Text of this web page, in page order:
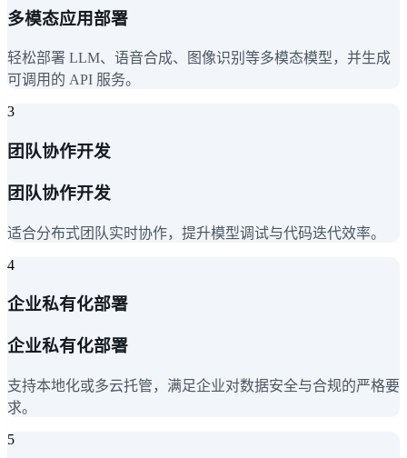
多模态应用部署
轻松部署 LLM、语音合成、图像识别等多模态模型，并生成
可调用的 API 服务。
3
团队协作开发
团队协作开发
适合分布式团队实时协作，提升模型调试与代码迭代效率。
4
企业私有化部署
企业私有化部署
支持本地化或多云托管，满足企业对数据安全与合规的严格要
求。
5